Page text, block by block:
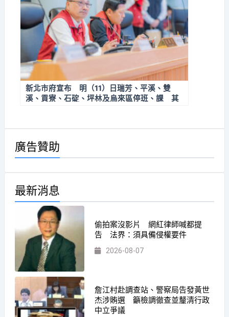
新北市府宣布 明（11）日瑞芳、平溪、雙
溪、貢寮、石碇、坪林及烏來區停班、課 其
廣告贊助
最新消息
偷拍案沒影片 網紅律師喊都提
告 法界：須具備侵權要件
2026-08-07
詹江村赴調查站、警察局告發黃世
杰涉賄選 籲檢調徹查並釐清行政
中立爭議